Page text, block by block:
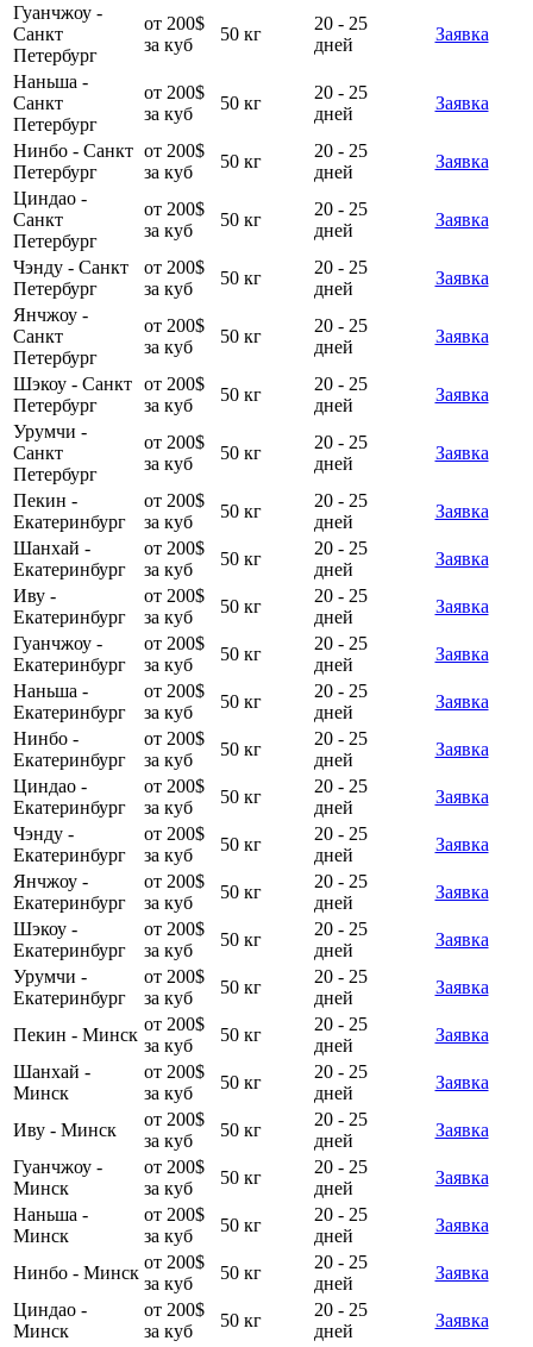
Гуанчжоу -
Санкт
Петербург
от 200$
за куб
50 кг
20 - 25
дней
Заявка
Наньша -
Санкт
Петербург
от 200$
за куб
50 кг
20 - 25
дней
Заявка
Нинбо - Санкт
Петербург
от 200$
за куб
50 кг
20 - 25
дней
Заявка
Циндао -
Санкт
Петербург
от 200$
за куб
50 кг
20 - 25
дней
Заявка
Чэнду - Санкт
Петербург
от 200$
за куб
50 кг
20 - 25
дней
Заявка
Янчжоу -
Санкт
Петербург
от 200$
за куб
50 кг
20 - 25
дней
Заявка
Шэкоу - Санкт
Петербург
от 200$
за куб
50 кг
20 - 25
дней
Заявка
Урумчи -
Санкт
Петербург
от 200$
за куб
50 кг
20 - 25
дней
Заявка
Пекин -
Екатеринбург
от 200$
за куб
50 кг
20 - 25
дней
Заявка
Шанхай -
Екатеринбург
от 200$
за куб
50 кг
20 - 25
дней
Заявка
Иву -
Екатеринбург
от 200$
за куб
50 кг
20 - 25
дней
Заявка
Гуанчжоу -
Екатеринбург
от 200$
за куб
50 кг
20 - 25
дней
Заявка
Наньша -
Екатеринбург
от 200$
за куб
50 кг
20 - 25
дней
Заявка
Нинбо -
Екатеринбург
от 200$
за куб
50 кг
20 - 25
дней
Заявка
Циндао -
Екатеринбург
от 200$
за куб
50 кг
20 - 25
дней
Заявка
Чэнду -
Екатеринбург
от 200$
за куб
50 кг
20 - 25
дней
Заявка
Янчжоу -
Екатеринбург
от 200$
за куб
50 кг
20 - 25
дней
Заявка
Шэкоу -
Екатеринбург
от 200$
за куб
50 кг
20 - 25
дней
Заявка
Урумчи -
Екатеринбург
от 200$
за куб
50 кг
20 - 25
дней
Заявка
Пекин - Минск
от 200$
за куб
50 кг
20 - 25
дней
Заявка
Шанхай -
Минск
от 200$
за куб
50 кг
20 - 25
дней
Заявка
Иву - Минск
от 200$
за куб
50 кг
20 - 25
дней
Заявка
Гуанчжоу -
Минск
от 200$
за куб
50 кг
20 - 25
дней
Заявка
Наньша -
Минск
от 200$
за куб
50 кг
20 - 25
дней
Заявка
Нинбо - Минск
от 200$
за куб
50 кг
20 - 25
дней
Заявка
Циндао -
Минск
от 200$
за куб
50 кг
20 - 25
дней
Заявка